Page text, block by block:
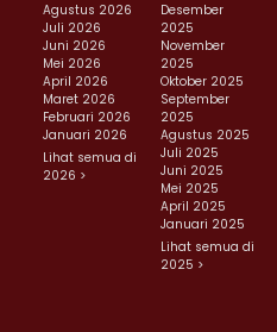
Agustus 2026
Juli 2026
Juni 2026
Mei 2026
April 2026
Maret 2026
Februari 2026
Januari 2026
Lihat semua di
2026 >
Desember
2025
November
2025
Oktober 2025
September
2025
Agustus 2025
Juli 2025
Juni 2025
Mei 2025
April 2025
Januari 2025
Lihat semua di
2025 >